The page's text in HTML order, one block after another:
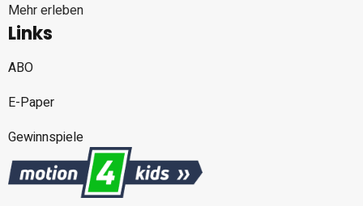
Mehr erleben
Links
ABO
E-Paper
Gewinnspiele